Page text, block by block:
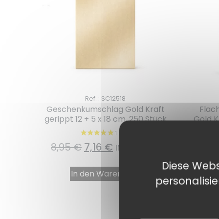
Ref. : SC12518
Geschenkumschlag Gold Kraft
gerippt 12 + 5 x 18 cm, 250 Stück
8,95€ 7,16 € INKL. MWST.
In den Warenkorb
Gold
Diese